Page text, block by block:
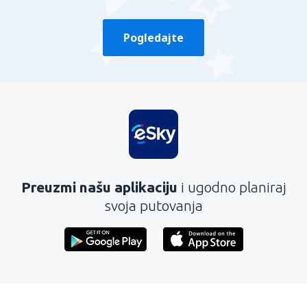
Pogledajte
Preuzmi našu aplikaciju i ugodno planiraj
svoja putovanja